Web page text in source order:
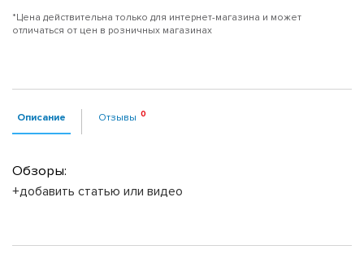
*Цена действительна только для интернет-магазина и может
отличаться от цен в розничных магазинах
Описание Отзывы
Обзоры:
+добавить статью или видео